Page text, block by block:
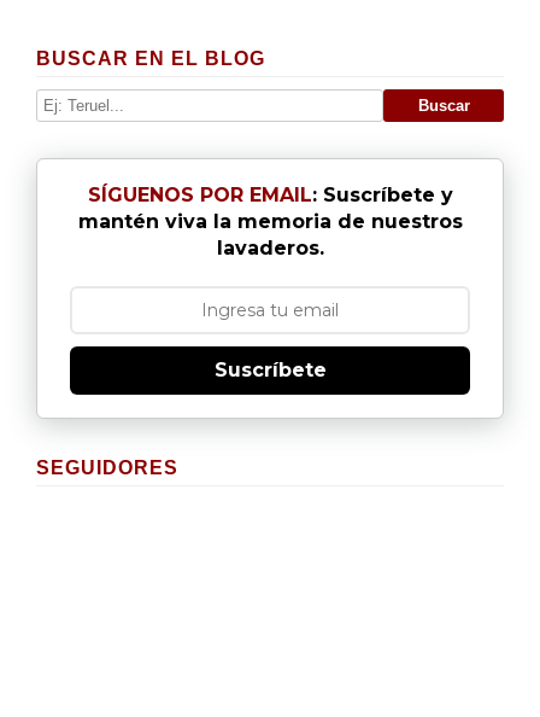
BUSCAR EN EL BLOG
SÍGUENOS POR EMAIL: Suscríbete y
mantén viva la memoria de nuestros
lavaderos.
Suscríbete
SEGUIDORES